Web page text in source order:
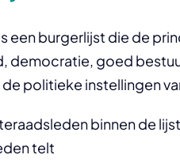
is een burgerlijst die de
democratie, goed
politieke instellingen
binnen de lijst
telt